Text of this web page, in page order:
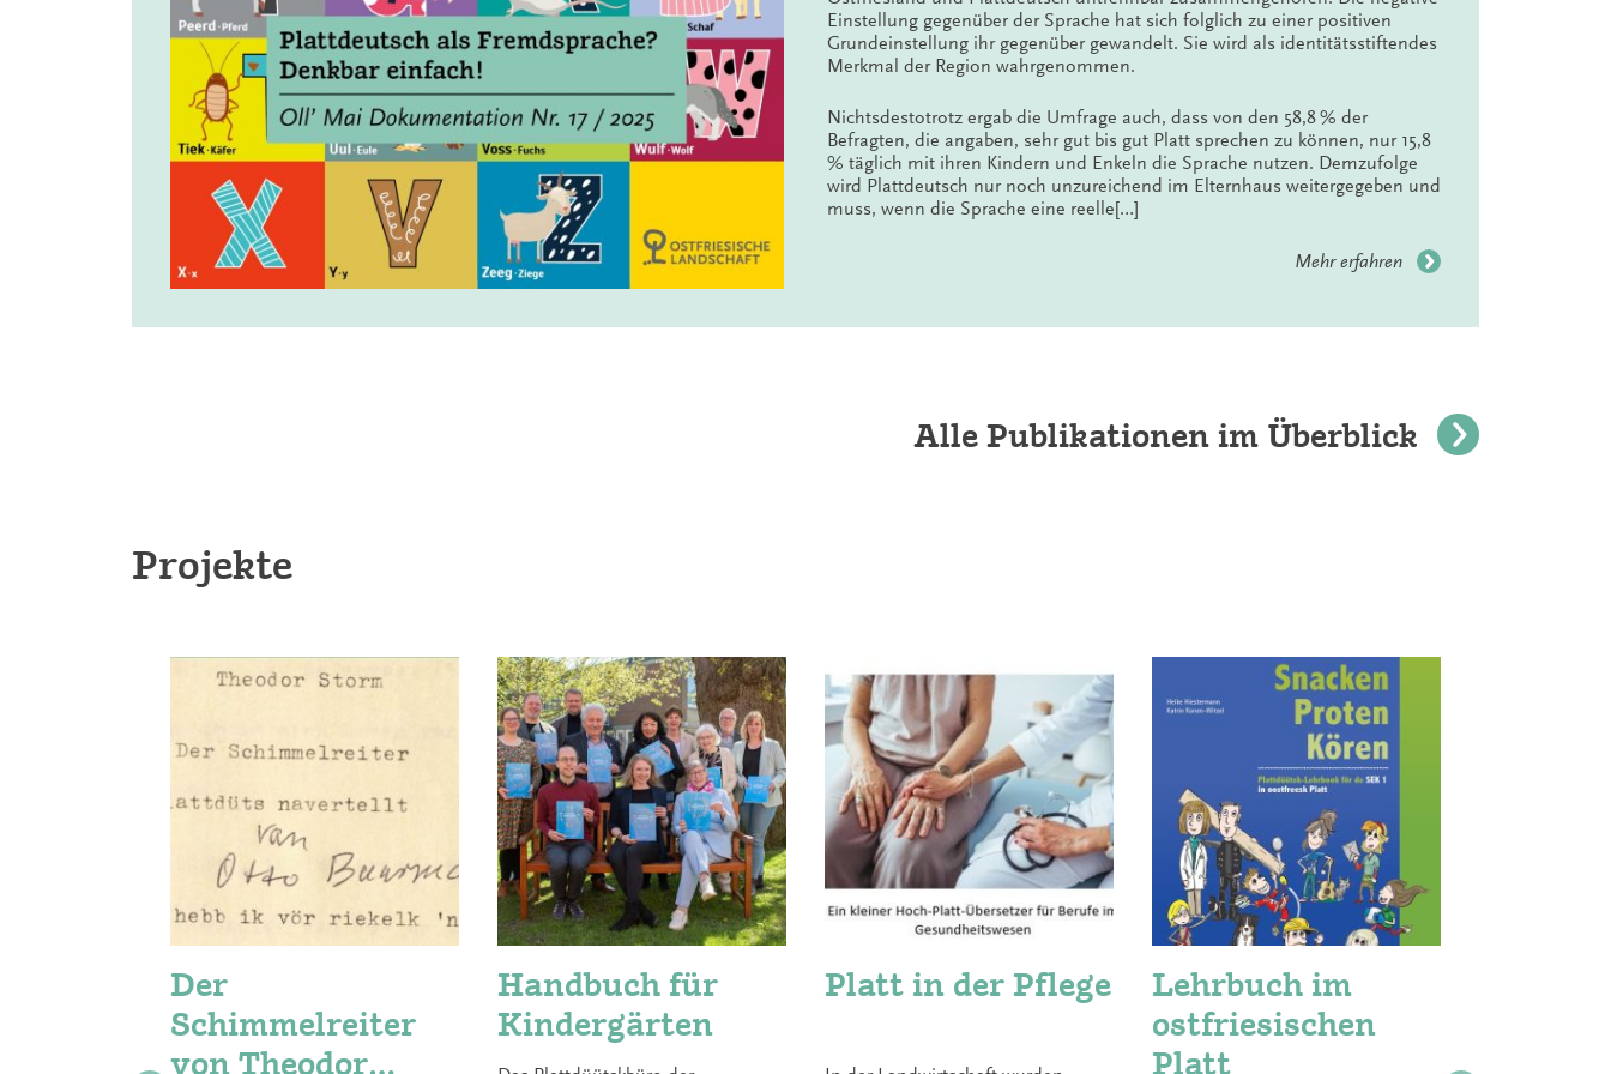
Einstellung gegenüber der Sprache hat sich folglich zu einer positiven
Grundeinstellung ihr gegenüber gewandelt. Sie wird als identitätsstiftendes
Merkmal der Region wahrgenommen.
Nichtsdestotrotz ergab die Umfrage auch, dass von den 58,8 % der
Befragten, die angaben, sehr gut bis gut Platt sprechen zu können, nur 15,8
% täglich mit ihren Kindern und Enkeln die Sprache nutzen. Demzufolge
wird Plattdeutsch nur noch unzureichend im Elternhaus weitergegeben und
muss, wenn die Sprache eine reelle[…]
Mehr erfahren
Alle Publikationen im Überblick
Projekte
Der
Schimmelreiter
von Theodor
Handbuch für
Kindergärten
Platt in der Pflege
Lehrbuch im
ostfriesischen
Platt